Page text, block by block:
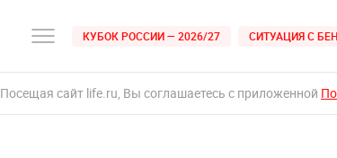
КУБОК РОССИИ — 2026/27 СИТУАЦИЯ С
Посещая сайт life.ru, Вы соглашаетесь с приложенной